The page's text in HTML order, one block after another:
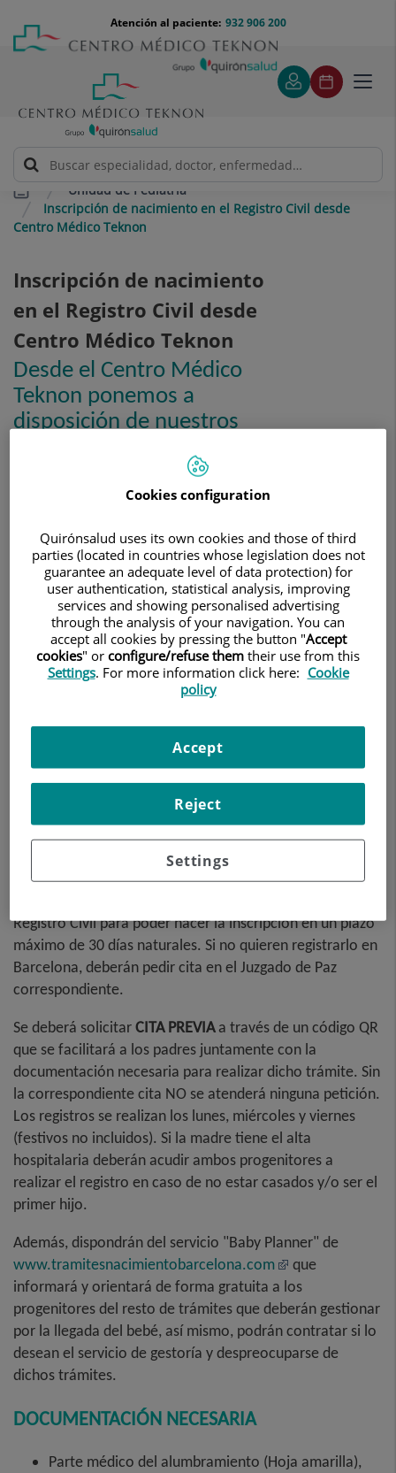
contenido
Menú
teléfono
cabecera
932 906 200
Atención al paciente:
Unidad de Pediatría
Inscripción de nacimiento en el Registro Civil desde
Centro Médico Teknon
Inscripción de nacimiento
en el Registro Civil desde
Centro Médico Teknon
Desde el Centro Médico
Teknon ponemos a
disposición de nuestros
comunicación electrónica
gratuita del nacimiento de
Habrá un plazo máximo de 72 horas naturales desde el
nacimiento para que los progenitores puedan realizar la
inscripción del nacimiento desde el hospital. Pasado este
Registro Civil para poder hacer la inscripción en un plazo
máximo de 30 días naturales. Si no quieren registrarlo en
Barcelona, deberán pedir cita en el Juzgado de Paz
correspondiente.
Se deberá solicitarCITA PREVIAa través de un código QR
que se facilitará a los padres juntamente con la
documentación necesaria para realizar dicho trámite. Sin
la correspondiente cita NO se atenderá ninguna petición.
Los registros se realizan los lunes, miércoles y viernes
(festivos no incluidos). Si la madre tiene el alta
hospitalaria deberán acudir ambos progenitores a
realizar el registro en caso de no estar casados y/o ser el
primer hijo.
Además, dispondrán del servicio "Baby Planner" de
www.tramitesnacimientobarcelona.com
que
informará y orientará de forma gratuita a los
progenitores del resto de trámites que deberán gestionar
por la llegada del bebé, así mismo, podrán contratar si lo
desean el servicio de gestoría y despreocuparse de
dichos trámites.
DOCUMENTACIÓN NECESARIA
Parte médico del alumbramiento (Hoja amarilla),
Cookies configuration
Quirónsalud uses its own cookies and those of third
parties (located in countries whose legislation does not
guarantee an adequate level of data protection) for
user authentication, statistical analysis, improving
services and showing personalised advertising
through the analysis of your navigation. You can
accept all cookies by pressing the button "Accept
cookies" or configure/refuse them their use from this
Settings. For more information click here: Cookie
policy
Settings
Reject
Accept